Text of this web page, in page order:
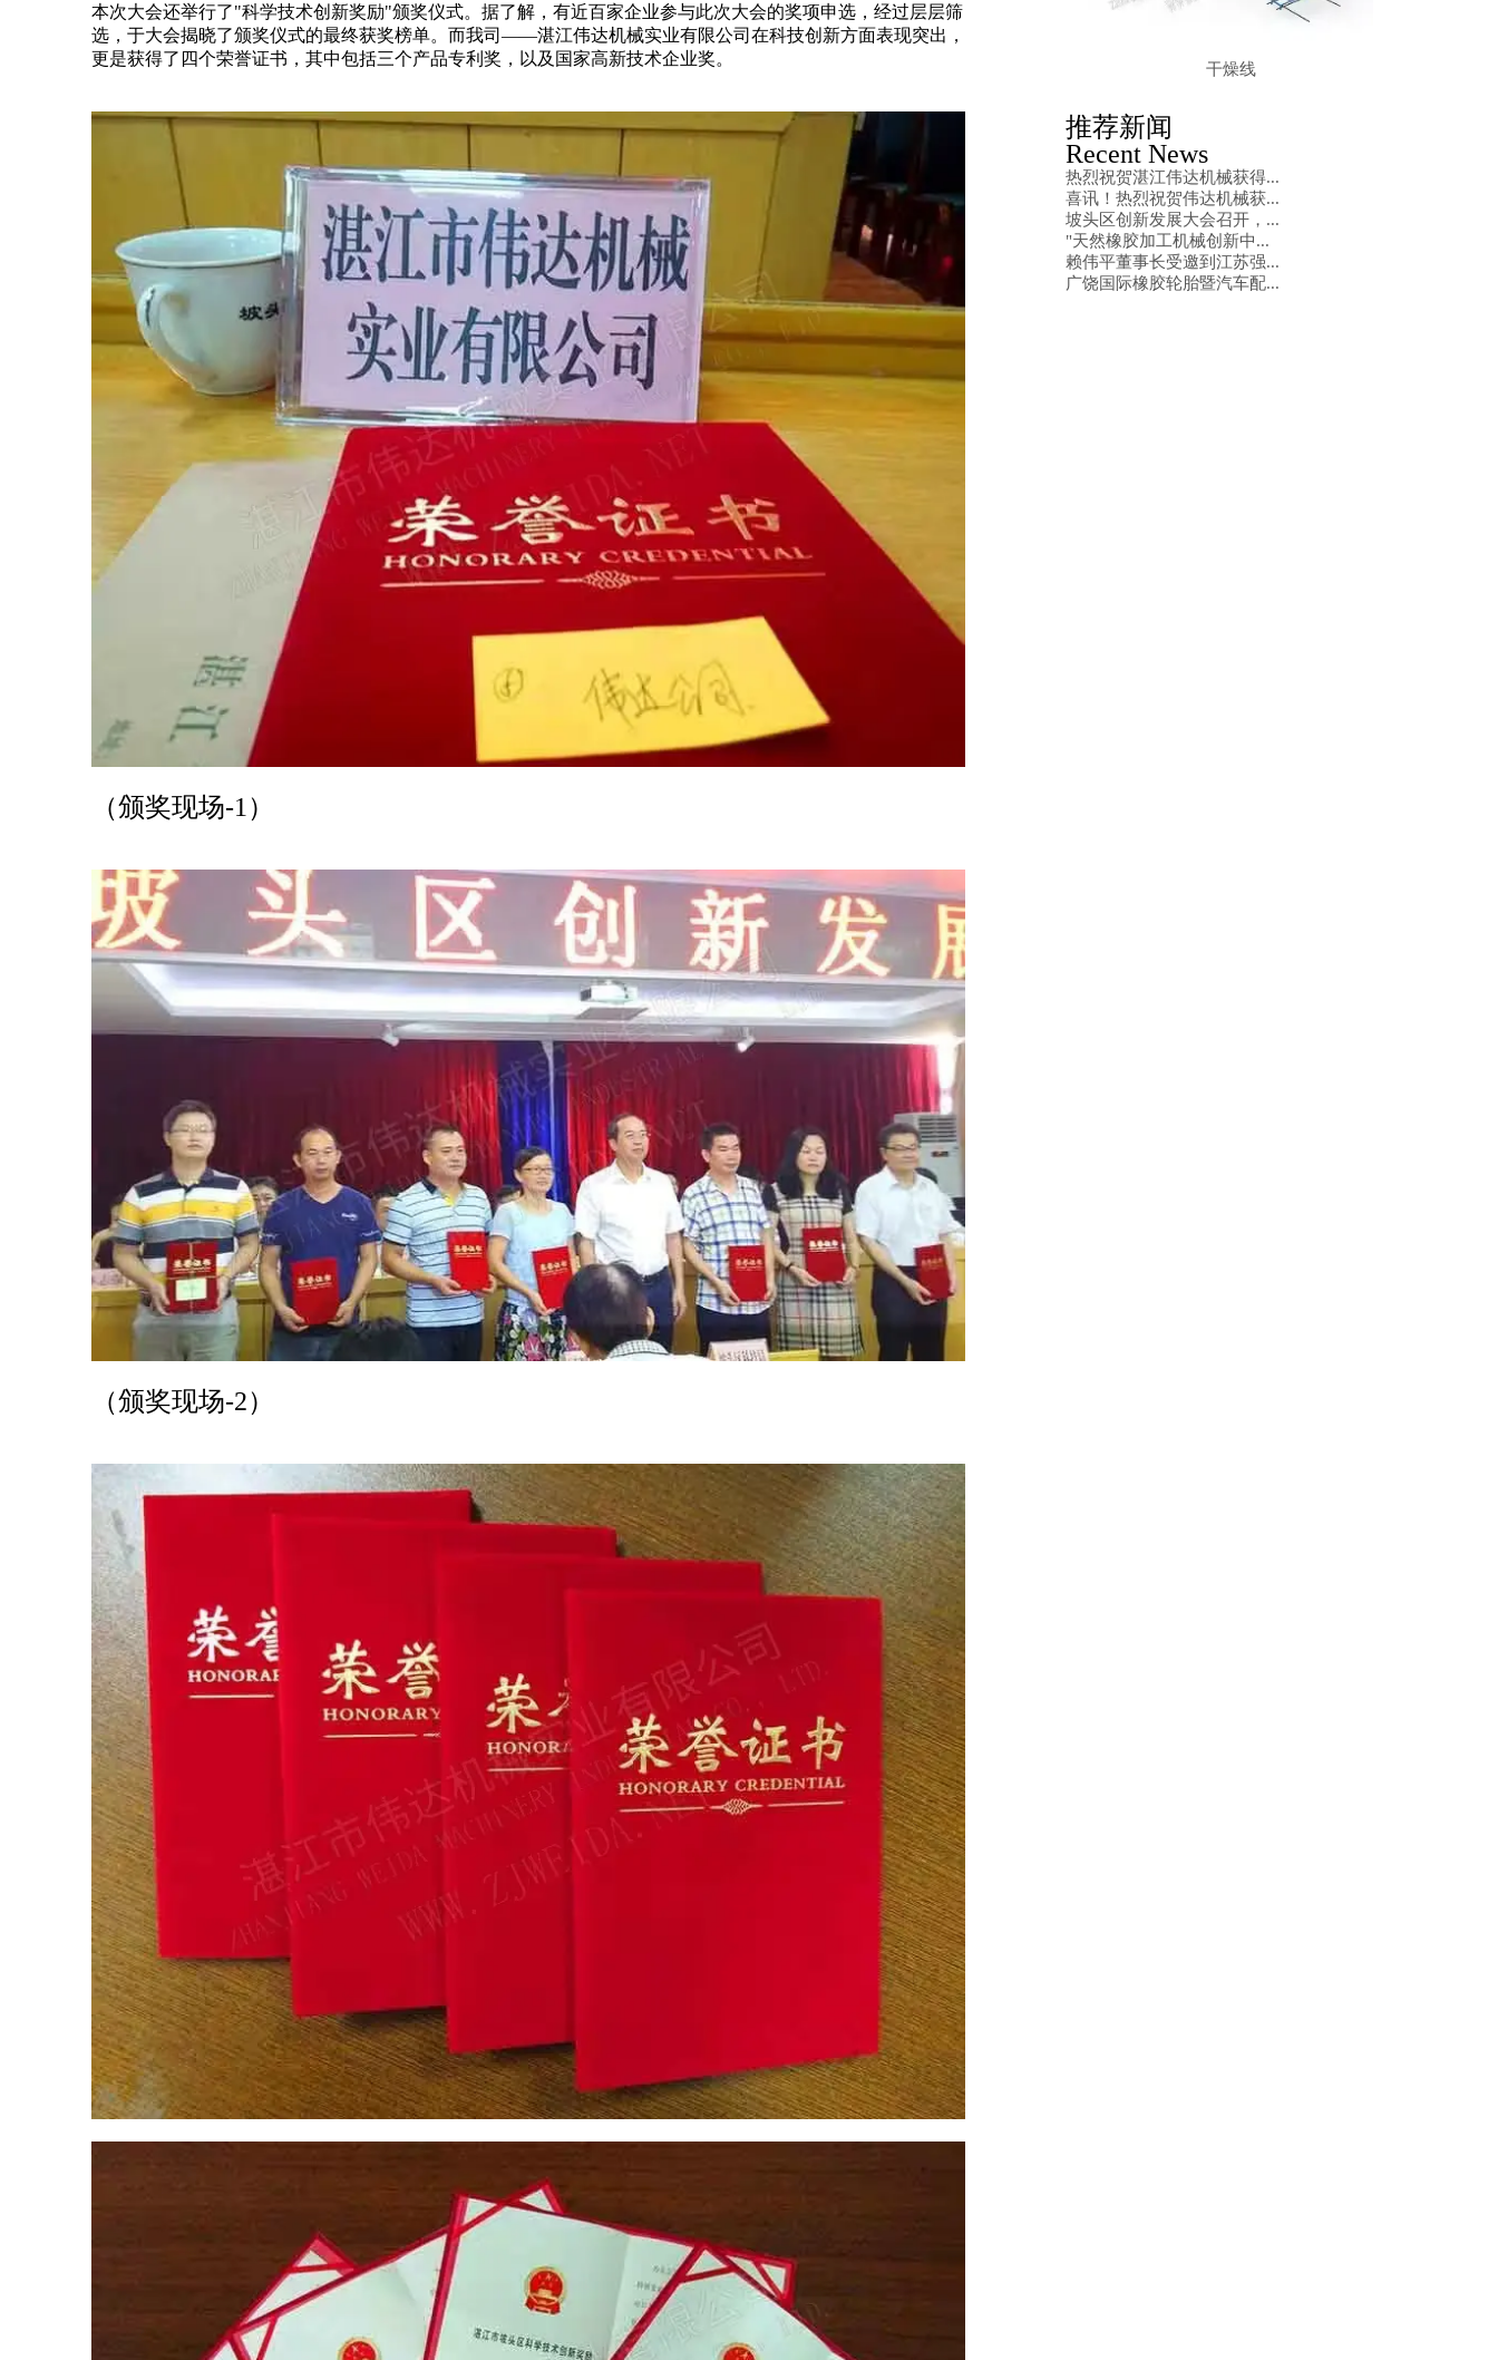
干燥线
推荐新闻
Recent News
热烈祝贺湛江伟达机械获得...
喜讯！热烈祝贺伟达机械获...
坡头区创新发展大会召开，...
"天然橡胶加工机械创新中...
赖伟平董事长受邀到江苏强...
广饶国际橡胶轮胎暨汽车配...
本次大会还举行了"科学技术创新奖励"颁奖仪式。据了解，有近百家企业参与此次大会的奖项申选，经过层层筛
选，于大会揭晓了颁奖仪式的最终获奖榜单。而我司——湛江伟达机械实业有限公司在科技创新方面表现突出，
更是获得了四个荣誉证书，其中包括三个产品专利奖，以及国家高新技术企业奖。
（颁奖现场-1）
（颁奖现场-2）